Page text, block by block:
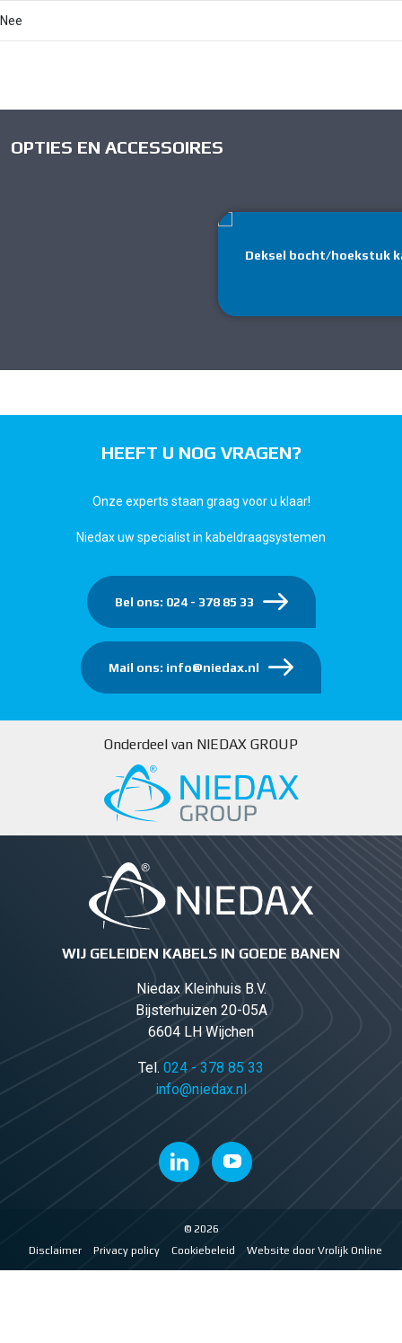
Nee
OPTIES EN ACCESSOIRES
Deksel bocht/hoekstuk
HEEFT U NOG VRAGEN?
Onze experts staan graag voor u klaar!
Niedax uw specialist in kabeldraagsystemen
Bel ons: 024 - 378 85 33
Mail ons: info@niedax.nl
Onderdeel van NIEDAX GROUP
WIJ GELEIDEN KABELS IN GOEDE BANEN
Niedax Kleinhuis B.V.
Bijsterhuizen 20-05A
6604 LH Wijchen
Tel. 024 - 378 85 33
info@niedax.nl
© 2026
Disclaimer
Privacy policy Cookiebeleid Website door Vrolijk Online